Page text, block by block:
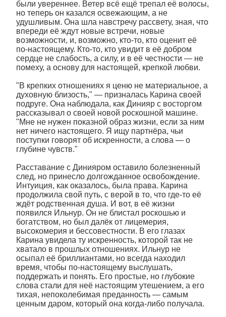
были увереннее. Ветер всё ещё трепал её волосы,
но теперь он казался освежающим, а не
удушливым. Она шла навстречу рассвету, зная, что
впереди её ждут новые встречи, новые
возможности, и, возможно, кто-то, кто оценит её
по-настоящему. Кто-то, кто увидит в её добром
сердце не слабость, а силу, и в её честности — не
помеху, а основу для настоящей, крепкой любви.
"В крепких отношениях я ценю не материальное, а
духовную близость," — призналась Карина своей
подруге. Она наблюдала, как Динияр с восторгом
рассказывал о своей новой роскошной машине.
"Мне не нужен показной образ жизни, если за ним
нет ничего настоящего. Я ищу партнёра, чьи
поступки говорят об искренности, а слова — о
глубине чувств."
Расставание с Динияром оставило болезненный
след, но принесло долгожданное освобождение.
Интуиция, как оказалось, была права. Карина
продолжила свой путь, с верой в то, что где-то её
ждёт родственная душа. И вот, в её жизни
появился Ильнур. Он не блистал роскошью и
богатством, но был далёк от лицемерия,
высокомерия и бессовестности. В его глазах
Карина увидела ту искренность, которой так не
хватало в прошлых отношениях. Ильнур не
осыпал её бриллиантами, но всегда находил
время, чтобы по-настоящему выслушать,
поддержать и понять. Его простые, но глубокие
слова стали для неё настоящим утешением, а его
тихая, непоколебимая преданность — самым
ценным даром, который она когда-либо получала.